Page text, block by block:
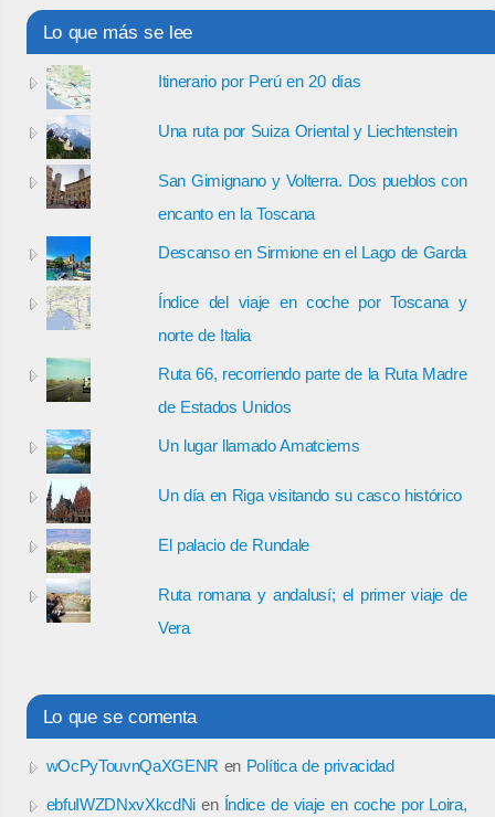
Lo que más se lee
Itinerario por Perú en 20 días
Una ruta por Suiza Oriental y Liechtenstein
San Gimignano y Volterra. Dos pueblos con
encanto en la Toscana
Descanso en Sirmione en el Lago de Garda
Índice del viaje en coche por Toscana y
norte de Italia
Ruta 66, recorriendo parte de la Ruta Madre
de Estados Unidos
Un lugar llamado Amatciems
Un día en Riga visitando su casco histórico
El palacio de Rundale
Ruta romana y andalusí; el primer viaje de
Vera
Lo que se comenta
wOcPyTouvnQaXGENR en Política de privacidad
ebfuIWZDNxvXkcdNi en Índice de viaje en coche por Loira,